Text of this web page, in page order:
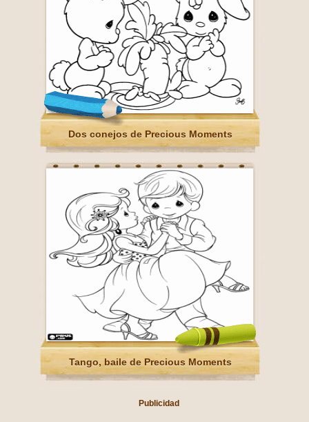
Dos conejos de Precious Moments
Tango, baile de Precious Moments
Publicidad